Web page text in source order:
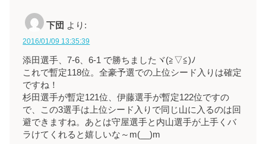
下団 より:
2016/01/09 13:35:39
添田選手、7-6、6-1 で勝ちましたヾ(≧▽≦)ﾉ
これで暫定118位。全豪予選での上位シード入りは確定
ですね！
杉田選手が暫定121位、伊藤選手が暫定122位ですの
で、この3選手は上位シード入りで同じ山に入るのは回
避できますね。あとは守屋選手と内山選手が上手くバ
ラけてくれると嬉しいな～m(__)m